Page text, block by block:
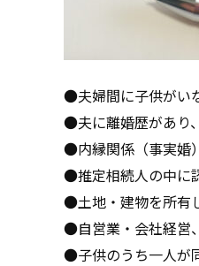
●夫婦間に子供がい
●夫に離婚歴があり
●内縁関係（事実婚
●推定相続人の中に
●土地・建物を所有
●自営業・会社経営
●子供のうち一人が